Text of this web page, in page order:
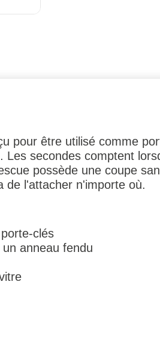
pour être utilisé comme
Les secondes comptent
possède une coupe
de l'attacher n'importe où.
clés
anneau fendu